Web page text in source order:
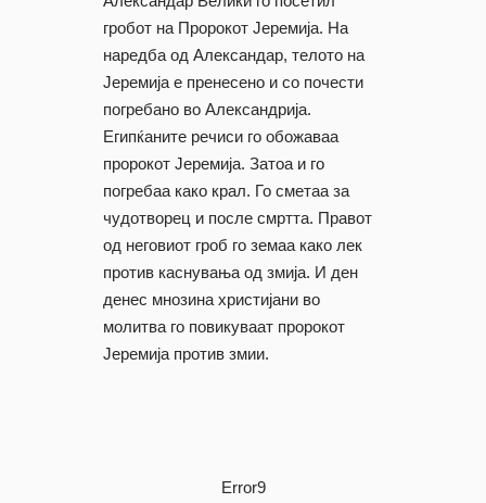
гробот на Пророкот Јеремија. На
наредба од Александар, телото на
Јеремија е пренесено и со почести
погребано во Александрија.
Египќаните речиси го обожаваа
пророкот Јеремија. Затоа и го
погребаа како крал. Го сметаа за
чудотворец и после смртта. Правот
од неговиот гроб го земаа како лек
против каснувања од змија. И ден
денес мнозина христијани во
молитва го повикуваат пророкот
Јеремија против змии.
Error9